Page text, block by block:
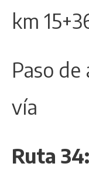
km
Paso
vía
Ruta 34: